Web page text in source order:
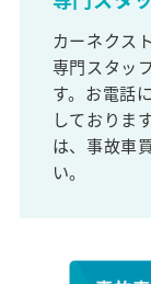
カーネクス
専門スタッ
す。お電話
しておりま
は、事故車
い。